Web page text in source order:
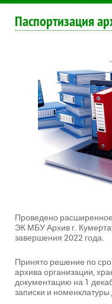
Паспортизация
Проведено
ЭК МБУ Архив г.
завершения 2022 года.
Принято решение по
архива организации,
документацию на 1
записки и